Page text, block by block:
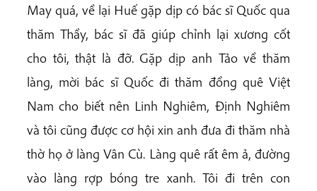
May quá, về lại Huế gặp dịp có bác sĩ Quốc qua
thăm Thầy, bác sĩ đã giúp chỉnh lại xương cốt
cho tôi, thật là đỡ. Gặp dịp anh Tảo về thăm
làng, mời bác sĩ Quốc đi thăm đồng quê Việt
Nam cho biết nên Linh Nghiêm, Định Nghiêm
và tôi cũng được cơ hội xin anh đưa đi thăm nhà
thờ họ ở làng Vân Cù. Làng quê rất êm ả, đường
vào làng rợp bóng tre xanh. Tôi đi trên con